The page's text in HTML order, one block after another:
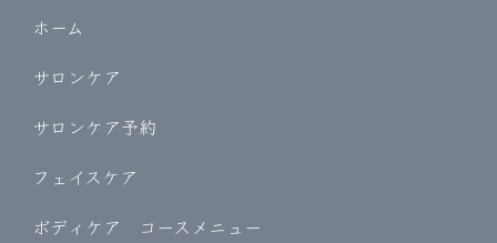
ホーム
サロンケア
サロンケア予約
フェイスケア
ボディケア コースメニュー